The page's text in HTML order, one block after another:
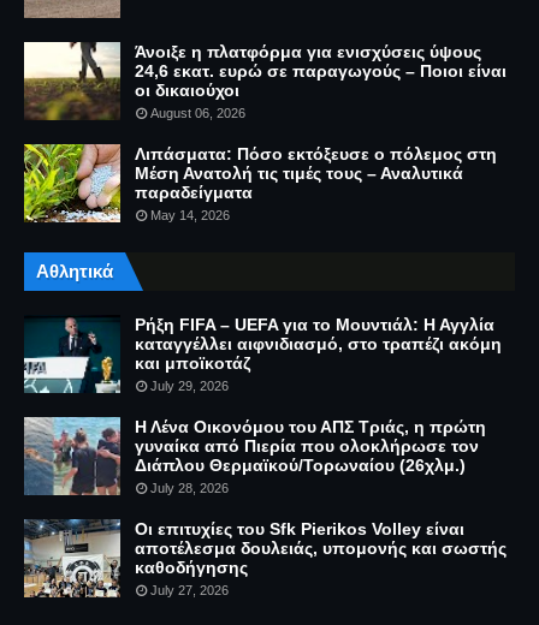
Άνοιξε η πλατφόρμα για ενισχύσεις ύψους
24,6 εκατ. ευρώ σε παραγωγούς – Ποιοι είναι
οι δικαιούχοι
August 06, 2026
Λιπάσματα: Πόσο εκτόξευσε ο πόλεμος στη
Μέση Ανατολή τις τιμές τους – Αναλυτικά
παραδείγματα
May 14, 2026
Αθλητικά
Ρήξη FIFA – UEFA για το Μουντιάλ: Η Αγγλία
καταγγέλλει αιφνιδιασμό, στο τραπέζι ακόμη
και μποϊκοτάζ
July 29, 2026
Η Λένα Οικονόμου του ΑΠΣ Τριάς, η πρώτη
γυναίκα από Πιερία που ολοκλήρωσε τον
Διάπλου Θερμαϊκού/Τορωναίου (26χλμ.)
July 28, 2026
Οι επιτυχίες του Sfk Pierikos Volley είναι
αποτέλεσμα δουλειάς, υπομονής και σωστής
καθοδήγησης
July 27, 2026